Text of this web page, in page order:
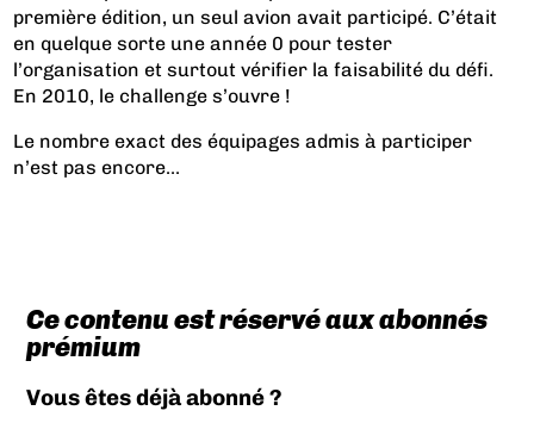
première édition, un seul avion avait participé. C’était
en quelque sorte une année 0 pour tester
l’organisation et surtout vérifier la faisabilité du défi.
En 2010, le challenge s’ouvre !
Le nombre exact des équipages admis à participer
n’est pas encore...
Ce contenu est réservé aux abonnés
prémium
Vous êtes déjà abonné ?